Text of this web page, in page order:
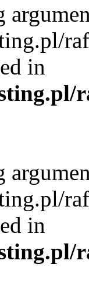
in
in